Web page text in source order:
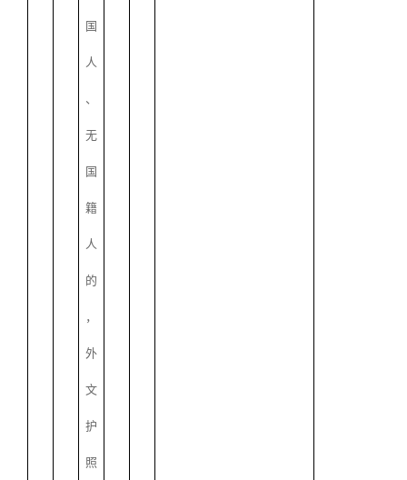
国
人
、
无
国
籍
人
的
，
外
文
护
照